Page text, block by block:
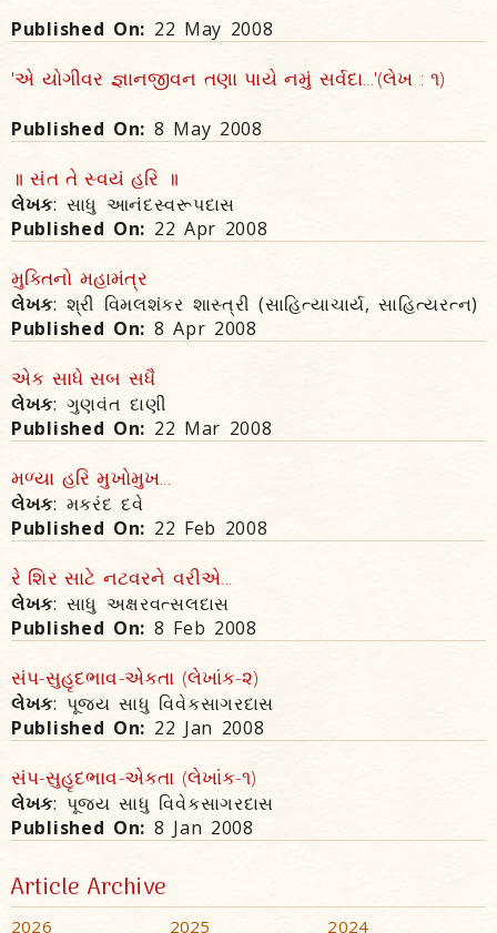
Published On: 22 May 2008
'એ યોગીવર જ્ઞાનજીવન તણા પાયે નમું સર્વદા...'(લેખ : ૧)
Published On: 8 May 2008
॥ સંત તે સ્વયં હરિ ॥
લેખક: સાધુ આનંદસ્વરૂપદાસ
Published On: 22 Apr 2008
મુક્તિનો મહામંત્ર
લેખક: શ્રી વિમલશંકર શાસ્ત્રી (સાહિત્યાચાર્ય, સાહિત્યરત્ન)
Published On: 8 Apr 2008
એક સાધે સબ સધૈ
લેખક: ગુણવંત દાણી
Published On: 22 Mar 2008
મળ્યા હરિ મુખોમુખ...
લેખક: મકરંદ દવે
Published On: 22 Feb 2008
રે શિર સાટે નટવરને વરીએ...
લેખક: સાધુ અક્ષરવત્સલદાસ
Published On: 8 Feb 2008
સંપ-સુહૃદભાવ-એકતા (લેખાંક-૨)
લેખક: પૂજ્ય સાધુ વિવેકસાગરદાસ
Published On: 22 Jan 2008
સંપ-સુહૃદભાવ-એકતા (લેખાંક-૧)
લેખક: પૂજ્ય સાધુ વિવેકસાગરદાસ
Published On: 8 Jan 2008
Article Archive
2026 2025 2024